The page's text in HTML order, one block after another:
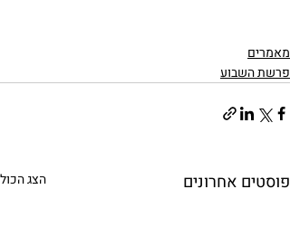
מאמרים
פרשת השבוע
פוסטים אחרונים הצג הכול